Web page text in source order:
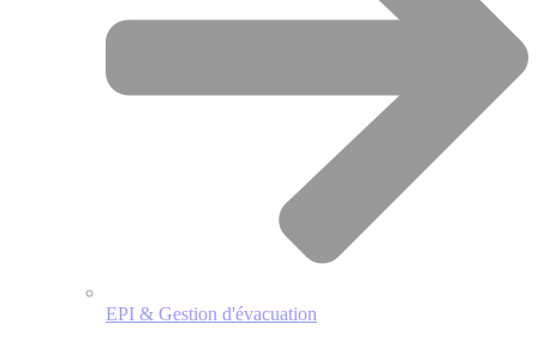
EPI & Gestion d'évacuation